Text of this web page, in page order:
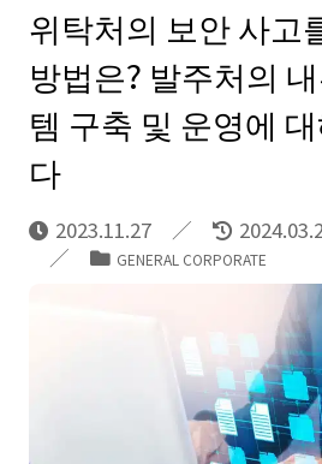
위탁처의 보안 사고
방법은? 발주처의
템 구축 및 운영에
다
2023.11.27
GENERAL CORPORATE